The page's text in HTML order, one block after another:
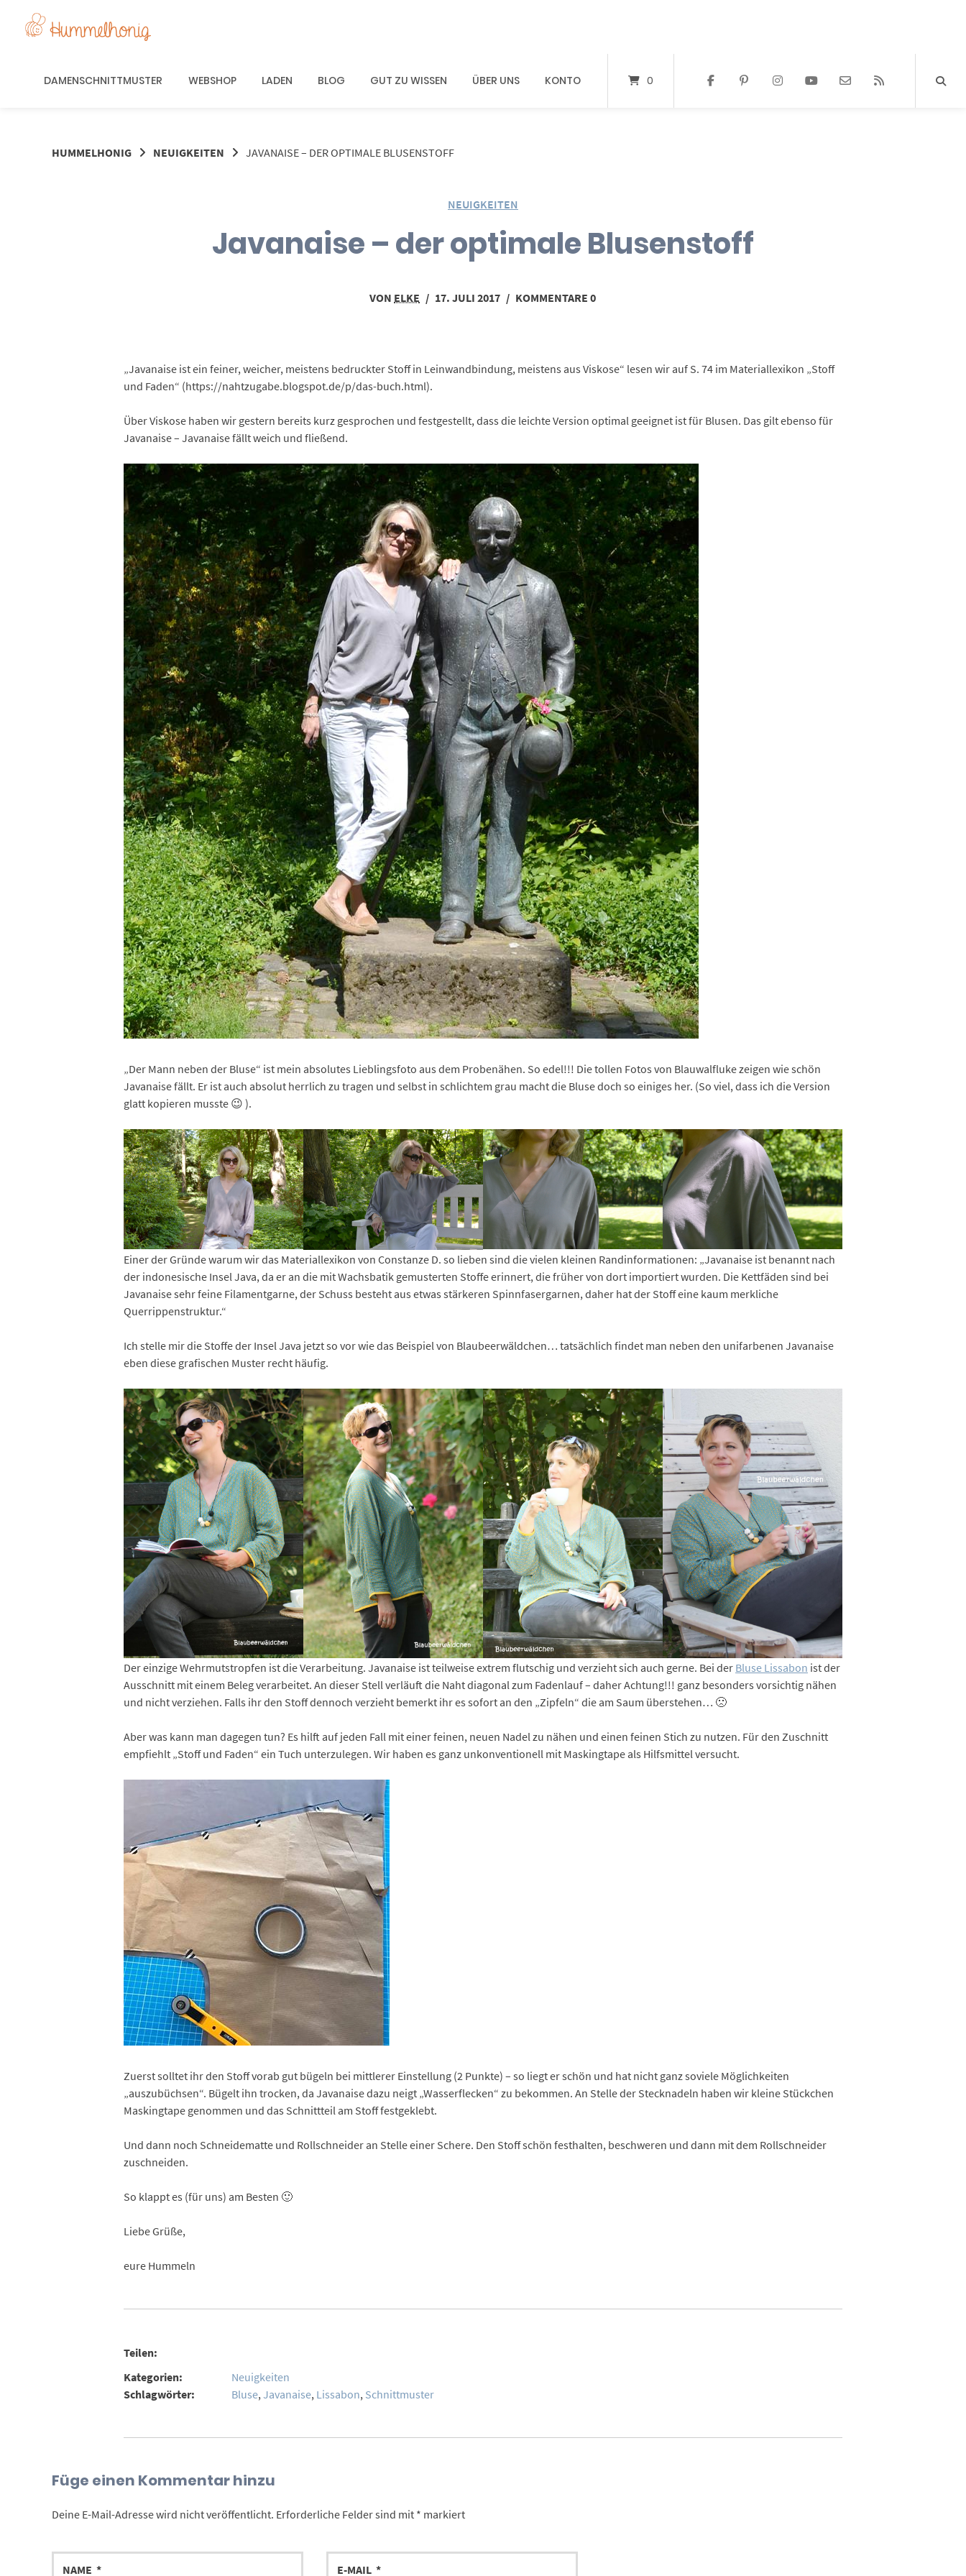
DAMENSCHNITTMUSTER WEBSHOP LADEN BLOG GUT ZU WISSEN ÜBER UNS KONTO 0
HUMMELHONIG NEUIGKEITEN JAVANAISE – DER OPTIMALE BLUSENSTOFF
NEUIGKEITEN
Javanaise – der optimale Blusenstoff
VON ELKE / 17. JULI 2017 / KOMMENTARE 0
„Javanaise ist ein feiner, weicher, meistens bedruckter Stoff in Leinwandbindung, meistens aus Viskose“ lesen wir auf S. 74 im Materiallexikon „Stoff
und Faden“ (https://nahtzugabe.blogspot.de/p/das-buch.html).
Über Viskose haben wir gestern bereits kurz gesprochen und festgestellt, dass die leichte Version optimal geeignet ist für Blusen. Das gilt ebenso für
Javanaise – Javanaise fällt weich und fließend.
„Der Mann neben der Bluse“ ist mein absolutes Lieblingsfoto aus dem Probenähen. So edel!!! Die tollen Fotos von Blauwalfluke zeigen wie schön
Javanaise fällt. Er ist auch absolut herrlich zu tragen und selbst in schlichtem grau macht die Bluse doch so einiges her. (So viel, dass ich die Version
glatt kopieren musste 😉 ).
Einer der Gründe warum wir das Materiallexikon von Constanze D. so lieben sind die vielen kleinen Randinformationen: „Javanaise ist benannt nach
der indonesische Insel Java, da er an die mit Wachsbatik gemusterten Stoffe erinnert, die früher von dort importiert wurden. Die Kettfäden sind bei
Javanaise sehr feine Filamentgarne, der Schuss besteht aus etwas stärkeren Spinnfasergarnen, daher hat der Stoff eine kaum merkliche
Querrippenstruktur.“
Ich stelle mir die Stoffe der Insel Java jetzt so vor wie das Beispiel von Blaubeerwäldchen… tatsächlich findet man neben den unifarbenen Javanaise
eben diese grafischen Muster recht häufig.
Der einzige Wehrmutstropfen ist die Verarbeitung. Javanaise ist teilweise extrem flutschig und verzieht sich auch gerne. Bei der Bluse Lissabon ist der
Ausschnitt mit einem Beleg verarbeitet. An dieser Stell verläuft die Naht diagonal zum Fadenlauf – daher Achtung!!! ganz besonders vorsichtig nähen
und nicht verziehen. Falls ihr den Stoff dennoch verzieht bemerkt ihr es sofort an den „Zipfeln“ die am Saum überstehen… 🙁
Aber was kann man dagegen tun? Es hilft auf jeden Fall mit einer feinen, neuen Nadel zu nähen und einen feinen Stich zu nutzen. Für den Zuschnitt
empfiehlt „Stoff und Faden“ ein Tuch unterzulegen. Wir haben es ganz unkonventionell mit Maskingtape als Hilfsmittel versucht.
Zuerst solltet ihr den Stoff vorab gut bügeln bei mittlerer Einstellung (2 Punkte) – so liegt er schön und hat nicht ganz soviele Möglichkeiten
„auszubüchsen“. Bügelt ihn trocken, da Javanaise dazu neigt „Wasserflecken“ zu bekommen. An Stelle der Stecknadeln haben wir kleine Stückchen
Maskingtape genommen und das Schnittteil am Stoff festgeklebt.
Und dann noch Schneidematte und Rollschneider an Stelle einer Schere. Den Stoff schön festhalten, beschweren und dann mit dem Rollschneider
zuschneiden.
So klappt es (für uns) am Besten 🙂
Liebe Grüße,
eure Hummeln
Teilen:
Kategorien:
Neuigkeiten
Schlagwörter:
Bluse, Javanaise, Lissabon, Schnittmuster
Füge einen Kommentar hinzu
Deine E-Mail-Adresse wird nicht veröffentlicht. Erforderliche Felder sind mit * markiert